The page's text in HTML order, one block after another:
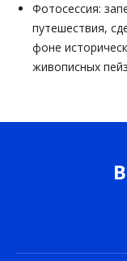
Фотосессия:
путешествия,
фоне
живописных